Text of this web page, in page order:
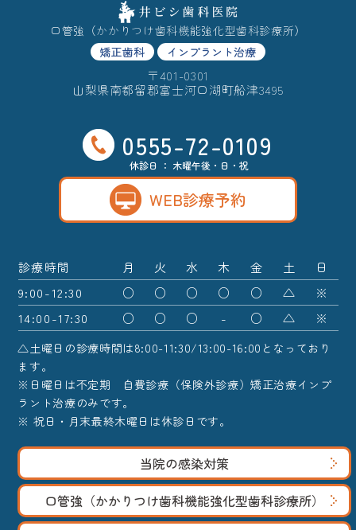
口管強（かかりつけ歯科機能強化型歯科診療所）
矯正歯科
インプラント治療
〒401-0301
山梨県南都留郡富士河口湖町船津3495
0555-72-0109
休診日 ： 木曜午後・日・祝
WEB診療予約
診療時間 月 火 水 木 金 土
日
9:00-12:30
○ ○ ○ ○ ○ △
※
14:00-17:30
○ ○ ○ - ○ △ ※
△土曜日の診療時間は8:00-11:30/13:00-16:00となっており
ます。
※日曜日は不定期 自費診療（保険外診療）矯正治療インプ
ラント治療のみです。
※ 祝日・月末最終木曜日は休診日です。
当院の感染対策
口管強（かかりつけ歯科機能強化型歯科診療所）